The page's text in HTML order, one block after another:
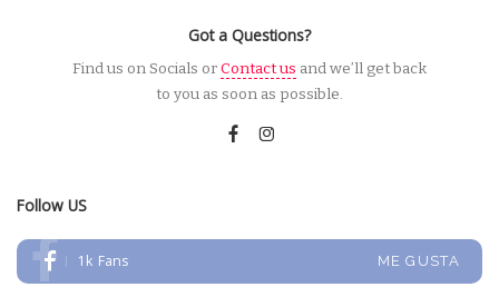
Got a Questions?
Find us on Socials orContact us and we’ll get back
to you as soon as possible.
Follow US
1k Fans ME GUSTA